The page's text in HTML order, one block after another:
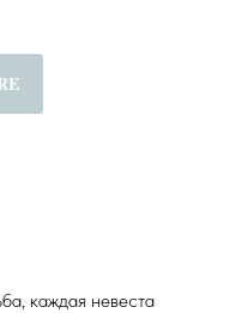
каждая невеста